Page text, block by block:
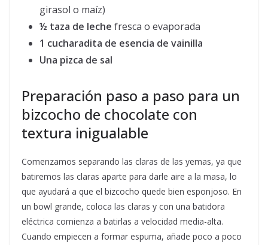
girasol o maíz)
½ taza de leche fresca o evaporada
1 cucharadita de esencia de vainilla
Una pizca de sal
Preparación paso a paso para un
bizcocho de chocolate con
textura inigualable
Comenzamos separando las claras de las yemas, ya que
batiremos las claras aparte para darle aire a la masa, lo
que ayudará a que el bizcocho quede bien esponjoso. En
un bowl grande, coloca las claras y con una batidora
eléctrica comienza a batirlas a velocidad media-alta.
Cuando empiecen a formar espuma, añade poco a poco